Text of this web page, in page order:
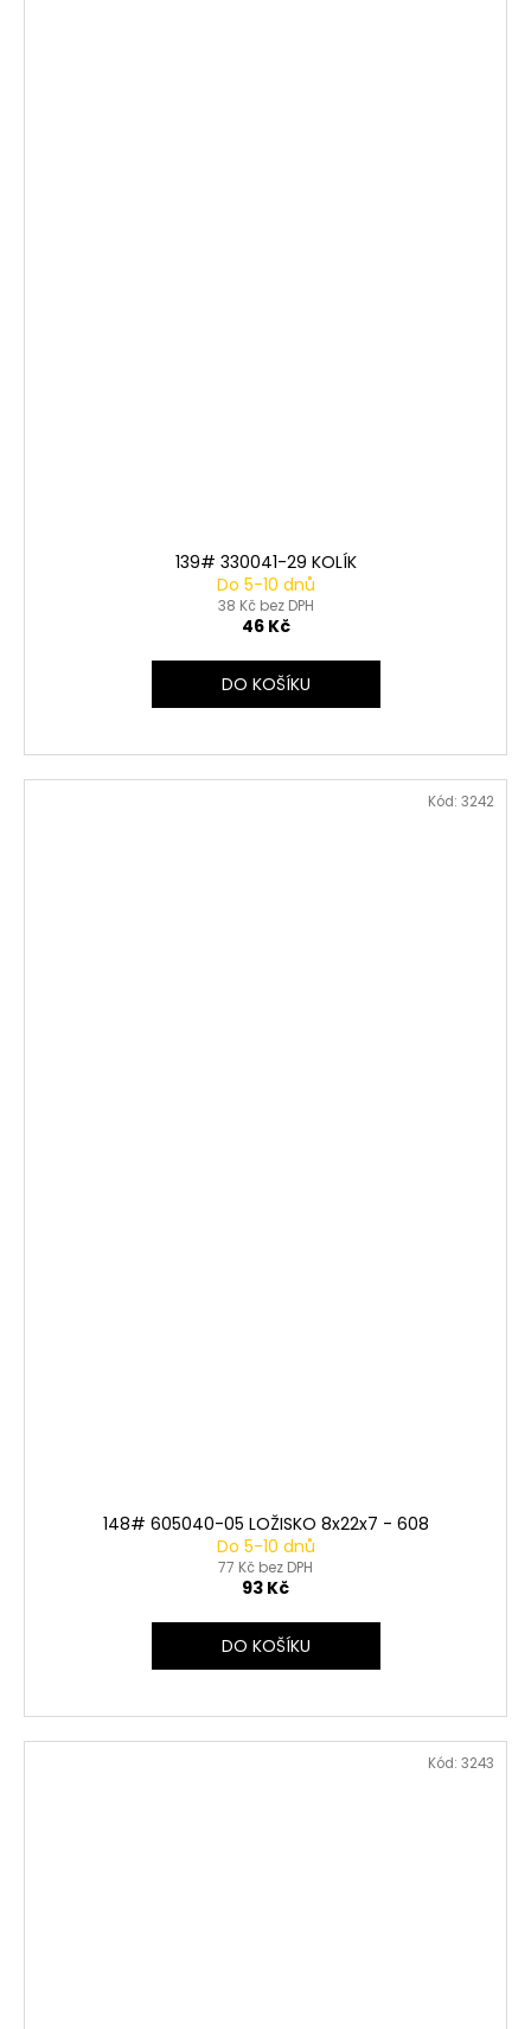
139# 330041-29 KOLÍK
Do 5-10 dnů
38 Kč bez DPH
46 Kč
DO KOŠÍKU
148# 605040-05 LOŽISKO 8x22x7 - 608
Do 5-10 dnů
77 Kč bez DPH
93 Kč
DO KOŠÍKU
Kód: 3242
Kód: 3243